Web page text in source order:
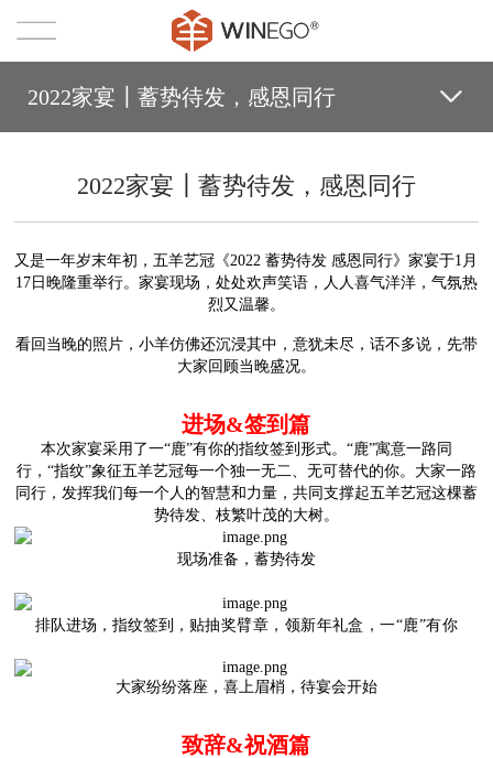
2022家宴┃蓄势待发，感恩同行
2022家宴┃蓄势待发，感恩同行
又是一年岁末年初，五羊艺冠《2022 蓄势待发 感恩同行》家宴于1月
17日晚隆重举行。家宴现场，处处欢声笑语，人人喜气洋洋，气氛热
烈又温馨。
看回当晚的照片，小羊仿佛还沉浸其中，意犹未尽，话不多说，先带
大家回顾当晚盛况。
进场&签到篇
本次家宴采用了一“鹿”有你的指纹签到形式。“鹿”寓意一路同
行，“指纹”象征五羊艺冠每一个独一无二、无可替代的你。大家一路
同行，发挥我们每一个人的智慧和力量，共同支撑起五羊艺冠这棵蓄
势待发、枝繁叶茂的大树。
现场准备，蓄势待发
排队进场，指纹签到， 贴抽奖臂章， 领新年礼盒，一“鹿”有你
大家纷纷落座，喜上眉梢，待宴会开始
致辞&祝酒篇